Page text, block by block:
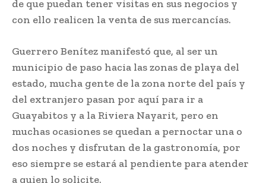
de que puedan tener visitas en sus negocios y
con ello realicen la venta de sus mercancías.
Guerrero Benítez manifestó que, al ser un
municipio de paso hacia las zonas de playa del
estado, mucha gente de la zona norte del país y
del extranjero pasan por aquí para ir a
Guayabitos y a la Riviera Nayarit, pero en
muchas ocasiones se quedan a pernoctar una o
dos noches y disfrutan de la gastronomía, por
eso siempre se estará al pendiente para atender
a quien lo solicite.